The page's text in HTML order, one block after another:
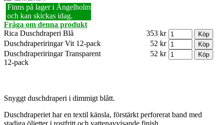
Finns på lager i Ängelholm
och kan skickas idag.
Fråga om denna produkt
Rica Duschdraperi Blå
353 kr
Duschdraperiringar Vit 12-pack
52 kr
Duschdraperiringar Transparent
12-pack
52 kr
Snyggt duschdraperi i dimmigt blått.
Duschdraperiet har en textil känsla, förstärkt perforerat band med